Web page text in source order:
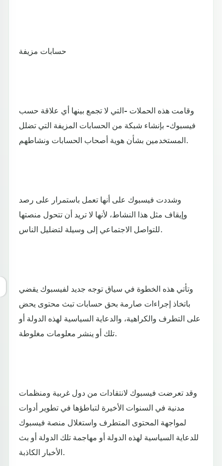
حسابات مزيفة
وقامت هذه الحملات -التي لا تجمع بينها أي علاقة حسب
فيسبوك- بإنشاء شبكة من الحسابات المزيفة التي تضلل
المستخدمين بشأن هوية أصحاب الحسابات ونشاطهم.
وشددت فيسبوك على أنها تعمل باستمرار على رصد
وإيقاف مثل هذا النشاط، لأنها لا تريد أن تتحول منصتها
للتواصل الاجتماعي إلى وسيلة لتضليل الناس.
وتأتي هذه الخطوة في سياق توجه جديد لفيسبوك يقضي
باتخاذ إجراءات صارمة بحق حسابات تبث محتوى يحض
على التطرف والكراهية، والدعاية السياسية لهذه الدولة أو
تلك أو ينشر معلومات مغلوطة.
وقد تعرضت فيسبوك لانتقادات من دول غربية ومنظمات
مدنية في السنوات الأخيرة لتباطؤها في تطوير أدوات
لمواجهة المحتوى المتطرف واستغلال منصة فيسبوك
للدعاية السياسية لهذه الدولة أو مهاجمة تلك الدولة أو بث
الأخبار الكاذبة.